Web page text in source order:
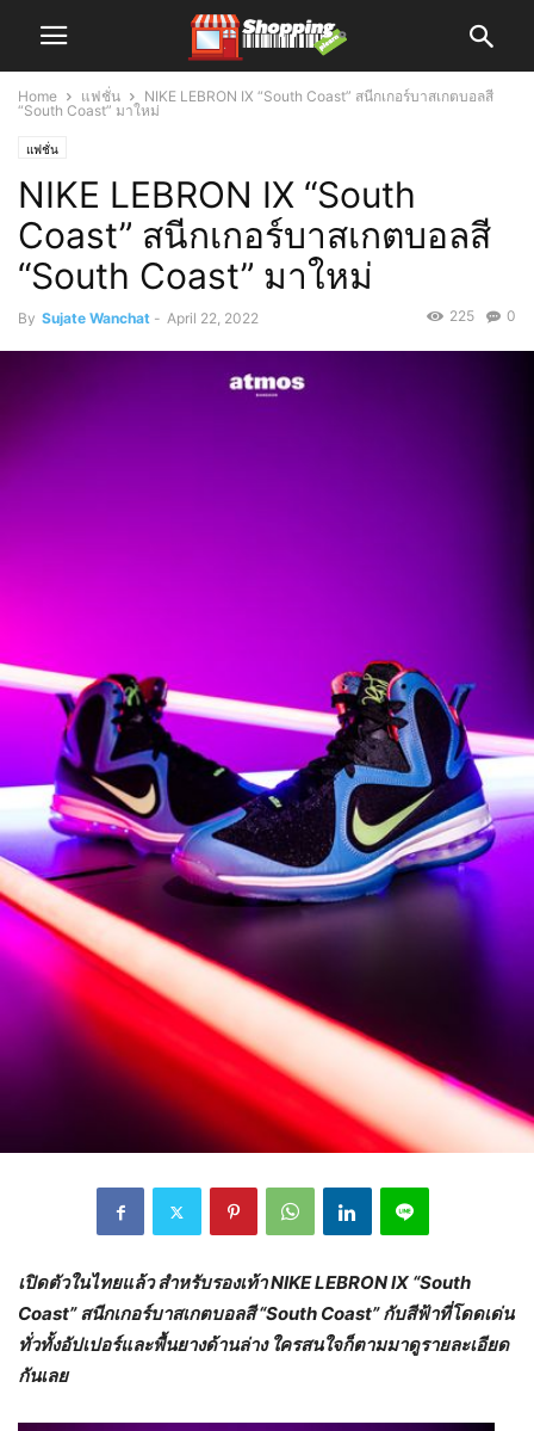
Home แฟชั่น
NIKE LEBRON IX “South Coast” สนีกเกอร์บาสเกตบอลสี
“South Coast” มาใหม่
แฟชั่น
NIKE LEBRON IX “South
Coast” สนีกเกอร์บาสเกตบอลสี
“South Coast” มาใหม่
By Sujate Wanchat - April 22, 2022 0
225
เปิดตัวในไทยแล้ว สำหรับรองเท้าNIKE LEBRON IX “South
Coast”สนีกเกอร์บาสเกตบอลสี “South Coast”กับสีฟ้าที่โดดเด่น
ทั่วทั้งอัปเปอร์และพื้นยางด้านล่างใครสนใจก็ตามมาดูรายละเอียด
กันเลย